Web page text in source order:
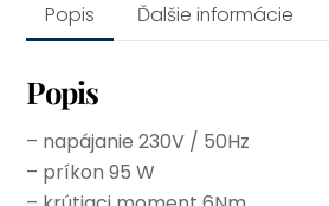
Popis Ďalšie informácie
Popis
– napájanie 230V / 50Hz
– príkon 95 W